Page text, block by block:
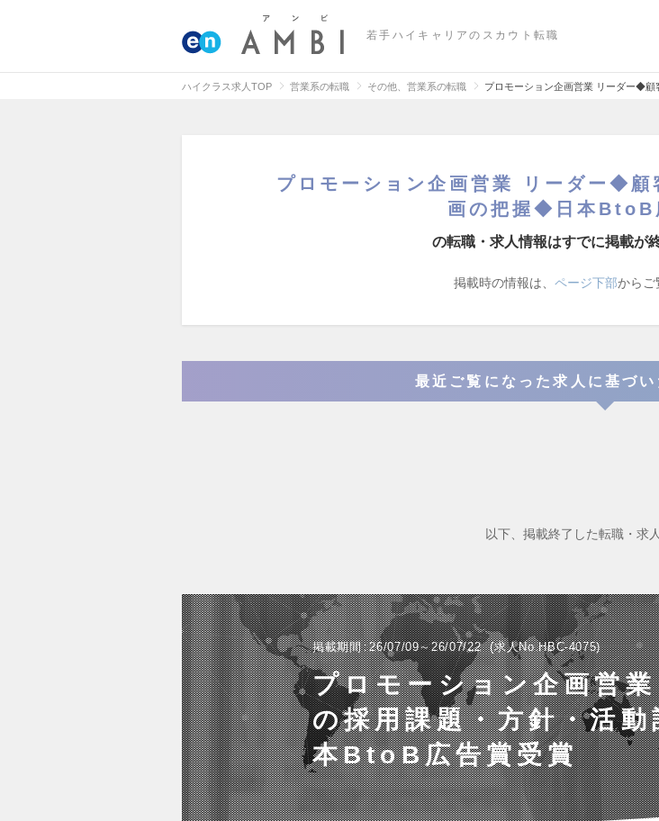
若手ハイキャリアのスカウト転職
ハイクラス求人TOP 営業系の転職 その他、営業系の転職 プロモーション企画営業 リーダー◆
プロモーション企画営業 リーダー◆顧
画の把握◆日本BtoB
の転職・求人情報はすでに掲載が
掲載時の情報は、 ページ下部からご
最近ご覧になった求人に基づ
以下、掲載終了した転職・求
掲載期間 26/07/09～26/07/22 求人No.HBC-4075
プロモーション企画営
の採用課題・方針・活
本BtoB広告賞受賞